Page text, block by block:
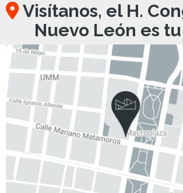
Visítanos, el H.
Nuevo León es tu